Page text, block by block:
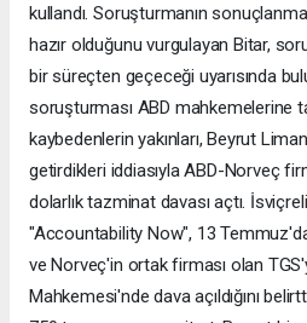
kullandı. Soruşturmanın
hazır olduğunu vurgulayan Bitar,
bir süreçten geçeceği uyarısında
soruşturması ABD mahkemelerine
kaybedenlerin yakınları, Beyrut
getirdikleri iddiasıyla ABD-Norveç
dolarlık tazminat davası açtı.
"Accountability Now", 13 Temmuz'da
ve Norveç'in ortak firması olan
Mahkemesi'nde dava açıldığını